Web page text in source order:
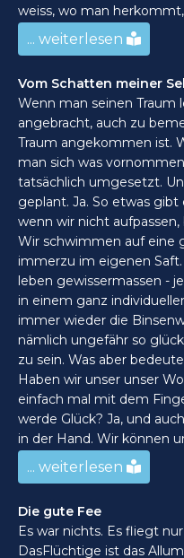
weiss, wo man
... weiterlesen
Vom Schatten meiner
Wenn man seinen Traum
angebracht, auch zu
Traum angekommen ist.
man sich was
tatsächlich umgesetzt.
geplant. Ja. So etwas
wenn wir nicht
Wir schwimmen auf eine
immerzu im eigenen
leben gewissermassen -
in einem ganz
immer wieder die
nämlich ungefähr so
zu sein. Was aber
Haben wir unser unser
einfach mal mit dem
werde Glück? Ja, und
in der Hand. Wir können
... weiterlesen
Die gute Fee
Es war nichts. Es fliegt
DasFlüchtige ist das